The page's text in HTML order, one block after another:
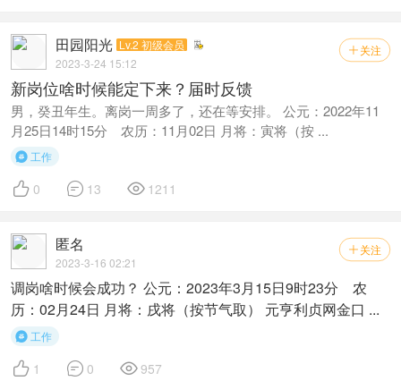
 关注
田园阳光 Lv.2 初级会员
2023-3-24 15:12
新岗位啥时候能定下来？届时反馈
男，癸丑年生。离岗一周多了，还在等安排。 公元：2022年11
月25日14时15分 农历：11月02日 月将：寅将（按 ...
 工作
 0  13  1211
 关注
匿名
2023-3-16 02:21
调岗啥时候会成功？ 公元：2023年3月15日9时23分 农
历：02月24日 月将：戌将（按节气取） 元亨利贞网金口 ...
 工作
 1  0 957